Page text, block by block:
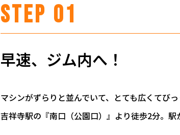
STEP 01
早速、ジム内へ！
マシンがずらりと並んでいて、 とても広くてびっ
吉祥寺駅の『南口（公園口）』より徒歩2分。 駅